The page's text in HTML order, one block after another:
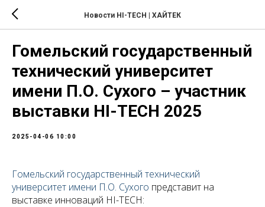
Новости HI-TECH | ХАЙТЕК
Гомельский государственный
технический университет
имени П.О. Сухого – участник
выставки HI-TECH 2025
2025-04-06 10:00
Гомельский государственный технический
университет имени П.О. Сухого представит на
выставке инноваций HI-TECH: